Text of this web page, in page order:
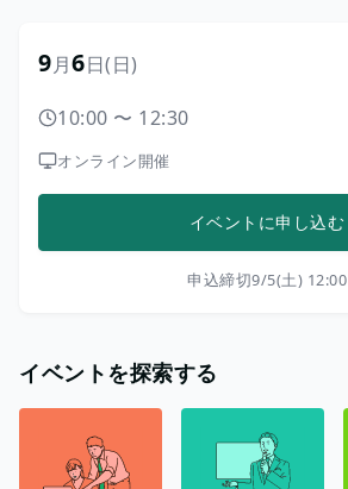
イベントを探索する
9月6日(日)
10:00 〜 12:30
オンライン開催
イベントに申し込む
申込締切9/5(土) 12:00